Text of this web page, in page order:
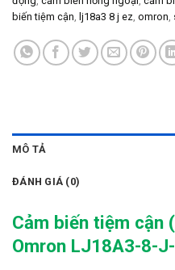
biến tiệm cận lj18a3 8 j ez omron
MÔ TẢ
ĐÁNH GIÁ (0)
Cảm biến tiệm cận (
Omron LJ18A3-8-